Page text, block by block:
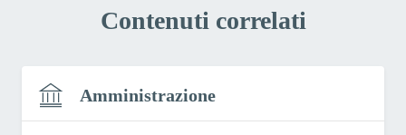
Contenuti correlati
Amministrazione